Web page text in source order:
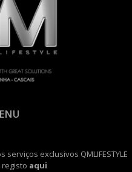
exclusivos QMLIFESTYLE
aqui